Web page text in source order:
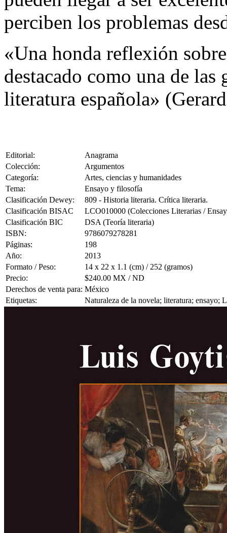
perciben los problemas
«Una honda reflexión
destacado como una de las
literatura española»
Editorial:
Anagrama
Colección:
Argumentos
Categoría:
Artes, ciencias y humanidades
Tema:
Ensayo y filosofía
Clasificación Dewey:
809 - Historia literaria. Crítica literaria.
Clasificación BISAC
LCO010000 (Colecciones Literarias /
Clasificación BIC
DSA (Teoría literaria)
ISBN:
9786079278281
Páginas:
198
Año:
2013
Formato / Peso:
14 x 22 x 1.1 (cm) / 252 (gramos)
Precio:
$240.00 MX / ND
Derechos de venta para: México
Etiquetas:
Naturaleza de la novela; literatura; ensayo;